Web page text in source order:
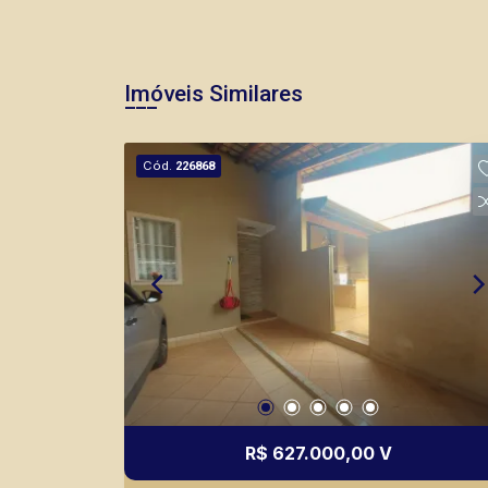
Imóveis Similares
Cód. 226868
R$ 627.000,00 V